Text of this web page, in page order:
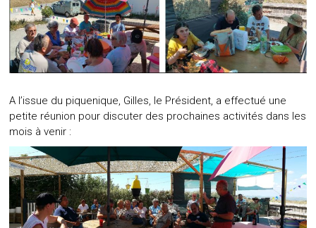
A l’issue du piquenique, Gilles, le Président, a effectué une
petite réunion pour discuter des prochaines activités dans les
mois à venir :